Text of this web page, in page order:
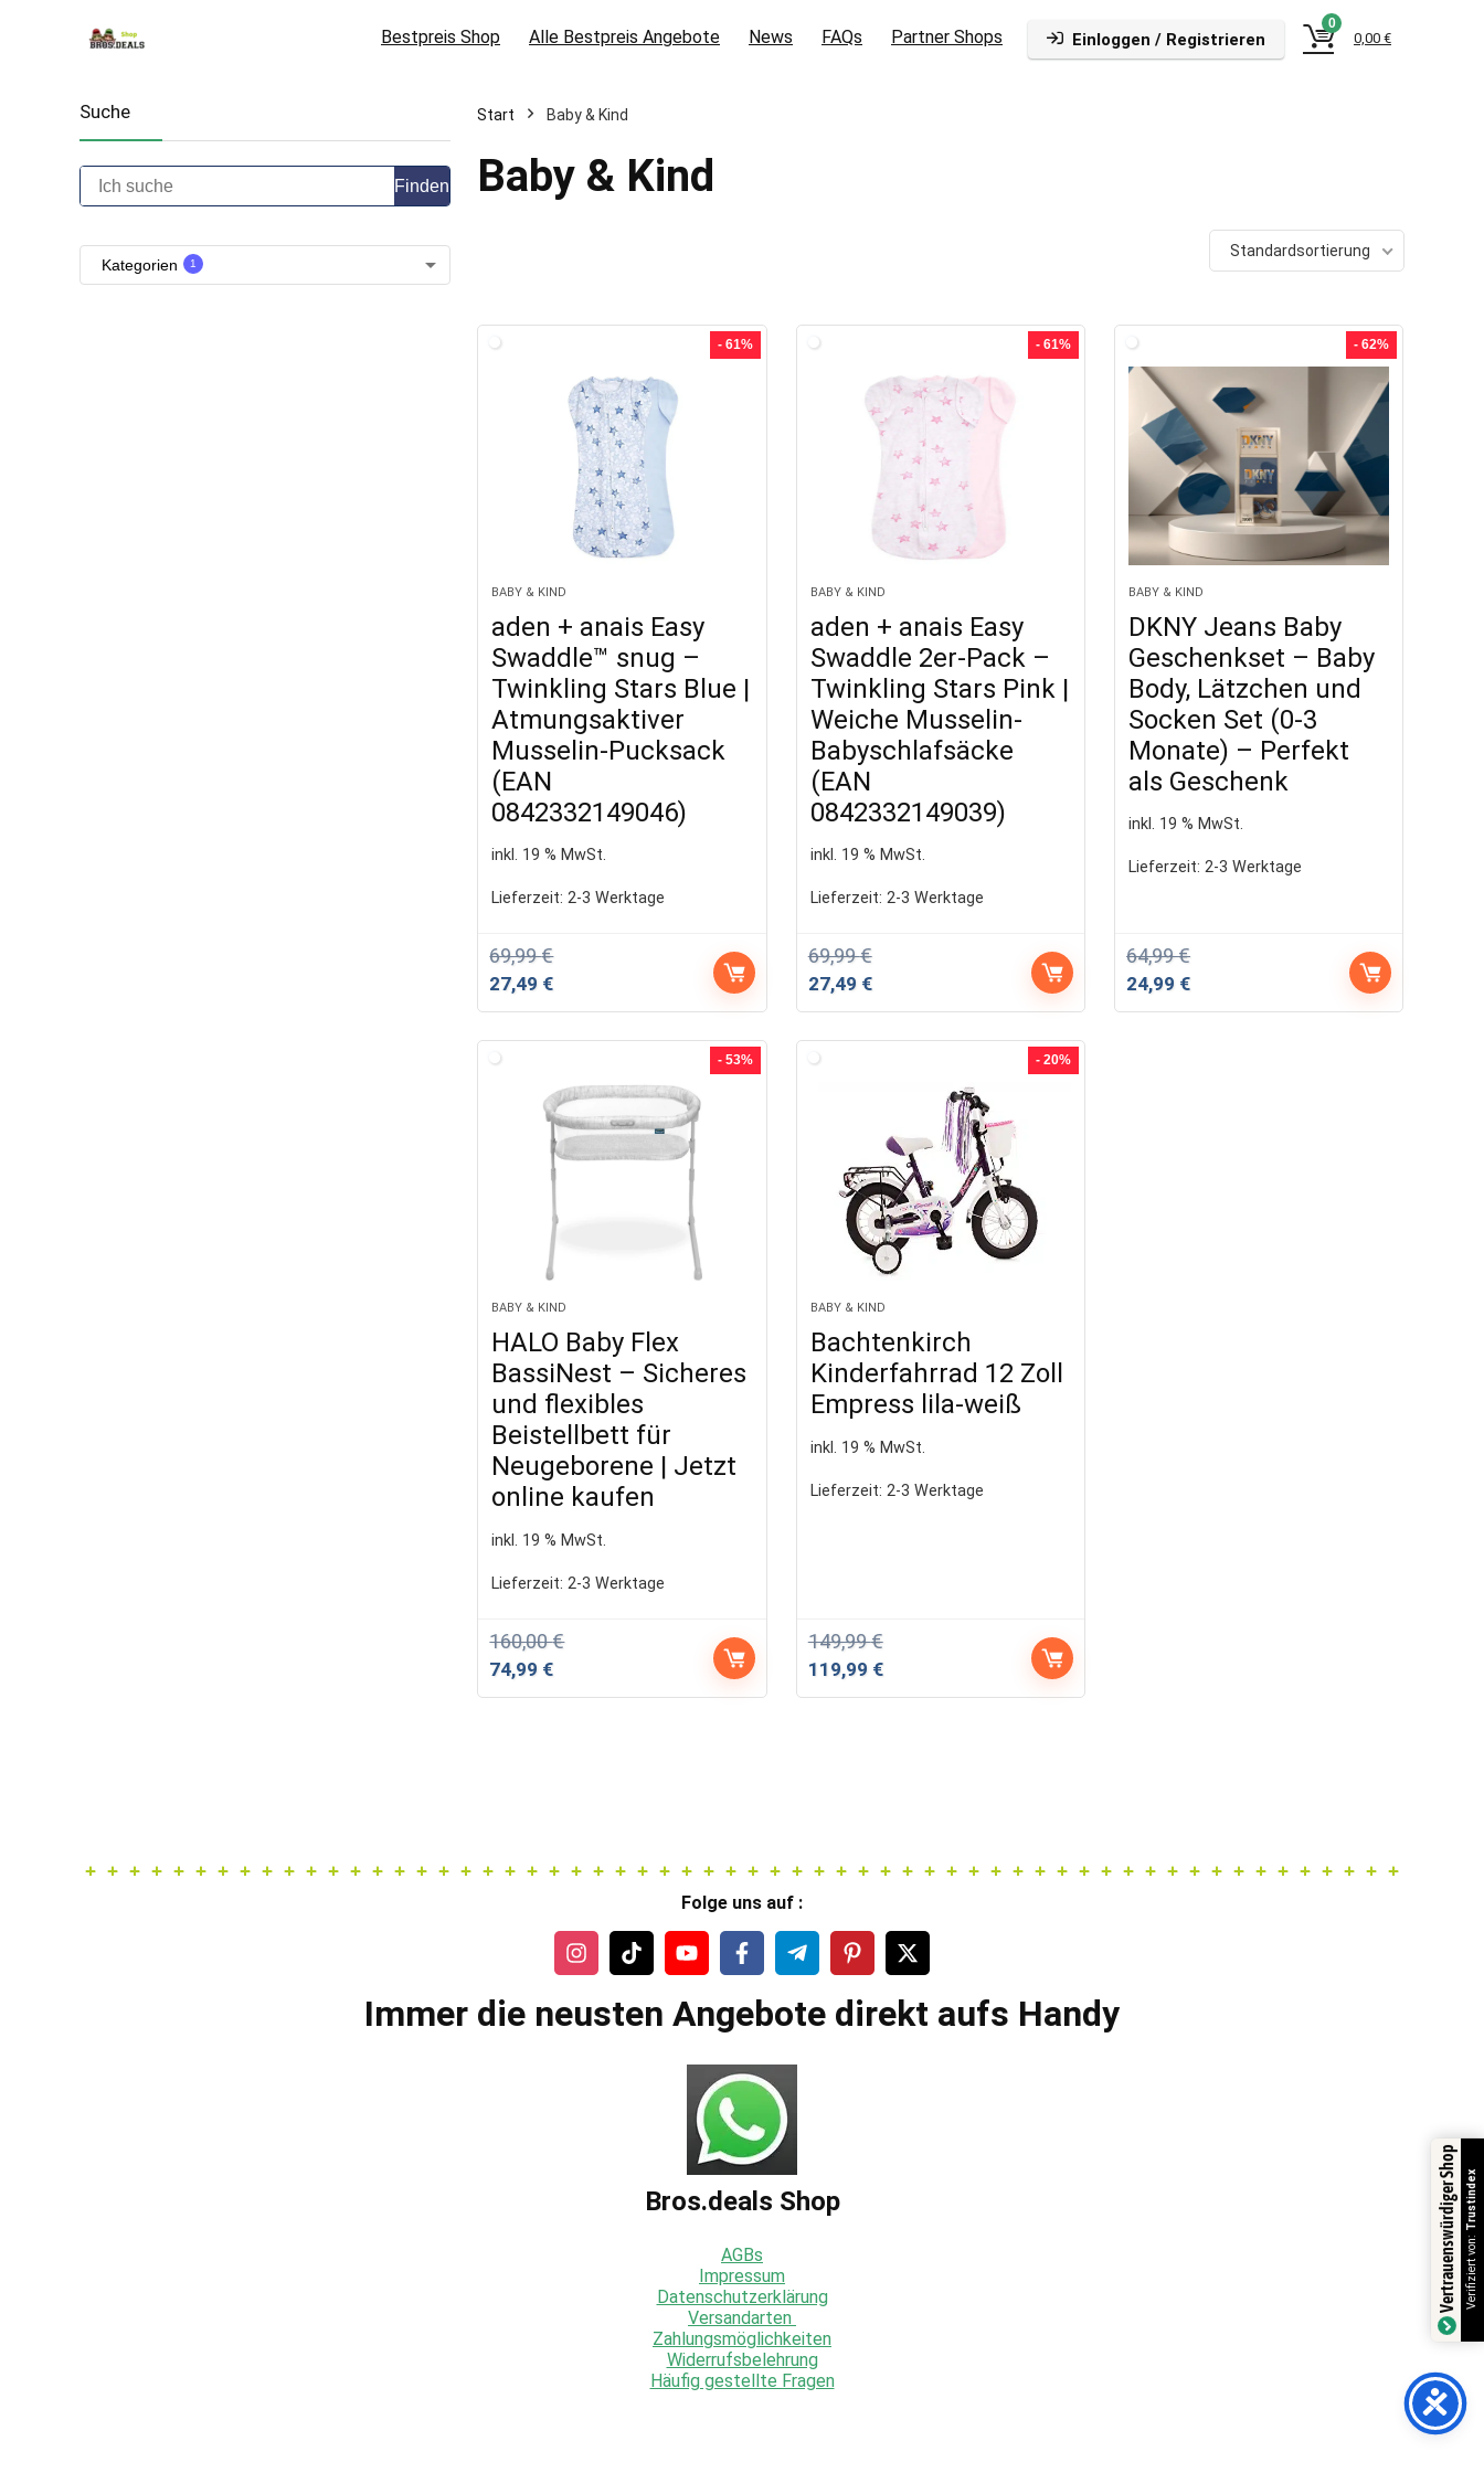
Bestpreis Shop Alle Bestpreis Angebote News FAQs Partner Shops Einloggen / Registrieren
0
0,00 €
Suche
Finden
Kategorien 1
Start Baby & Kind
Baby & Kind
Standardsortierung
- 61%
BABY & KIND
aden + anais Easy
Swaddle™ snug –
Twinkling Stars Blue |
Atmungsaktiver
Musselin-Pucksack
(EAN
0842332149046)
69,99€
Ursprünglicher
27,49 €Aktueller
inkl. 19 % MwSt.
Lieferzeit:2-3 Werktage
- 61%
BABY & KIND
aden + anais Easy
Swaddle 2er-Pack –
Twinkling Stars Pink |
Weiche Musselin-
Babyschlafsäcke
(EAN
0842332149039)
69,99€
Ursprünglicher
27,49 €Aktueller
inkl. 19 % MwSt.
Lieferzeit: 2-3 Werktage
- 62%
BABY & KIND
DKNY Jeans Baby
Geschenkset – Baby
Body, Lätzchen und
Socken Set (0-3
Monate) – Perfekt
als Geschenk
64,99€
Ursprünglicher
24,99 €Aktueller
inkl. 19 % MwSt.
Lieferzeit:2-3 Werktage
- 53%
BABY & KIND
HALO Baby Flex
BassiNest – Sicheres
und flexibles
Beistellbett für
Neugeborene | Jetzt
online kaufen
160,00€
Ursprünglicher
74,99 €Aktueller
inkl. 19 % MwSt.
Lieferzeit:2-3 Werktage
- 20%
BABY & KIND
Bachtenkirch
Kinderfahrrad 12 Zoll
Empress lila-weiß
149,99€
Ursprünglicher
119,99 €Aktueller
inkl. 19 % MwSt.
Lieferzeit: 2-3 Werktage
Folge uns auf :
Immer die neusten Angebote direkt aufs Handy
Bros.deals Shop
AGBs
Impressum
Datenschutzerklärung
Versandarten
Zahlungsmöglichkeiten
Widerrufsbelehrung
Häufig gestellte Fragen
Vertrauenswürdiger ShopVerifiziert von:
Trustindex